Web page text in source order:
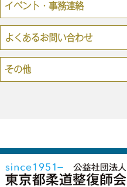
イベント・事務連絡
よくあるお問い合わせ
その他